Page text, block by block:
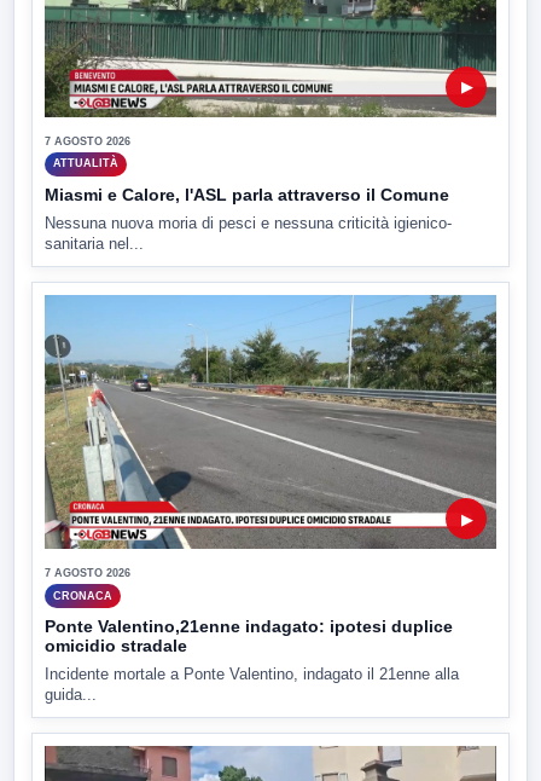
▶
7 AGOSTO 2026
ATTUALITÀ
Miasmi e Calore, l'ASL parla attraverso il Comune
Nessuna nuova moria di pesci e nessuna criticità igienico-
sanitaria nel...
▶
7 AGOSTO 2026
CRONACA
Ponte Valentino,21enne indagato: ipotesi duplice
omicidio stradale
Incidente mortale a Ponte Valentino, indagato il 21enne alla
guida...